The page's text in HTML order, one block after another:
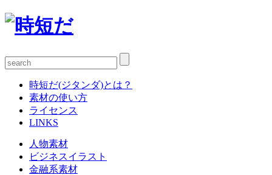
時短だ(ジタンダ)とは？
素材の使い方
ライセンス
LINKS
人物素材
ビジネスイラスト
金融系素材